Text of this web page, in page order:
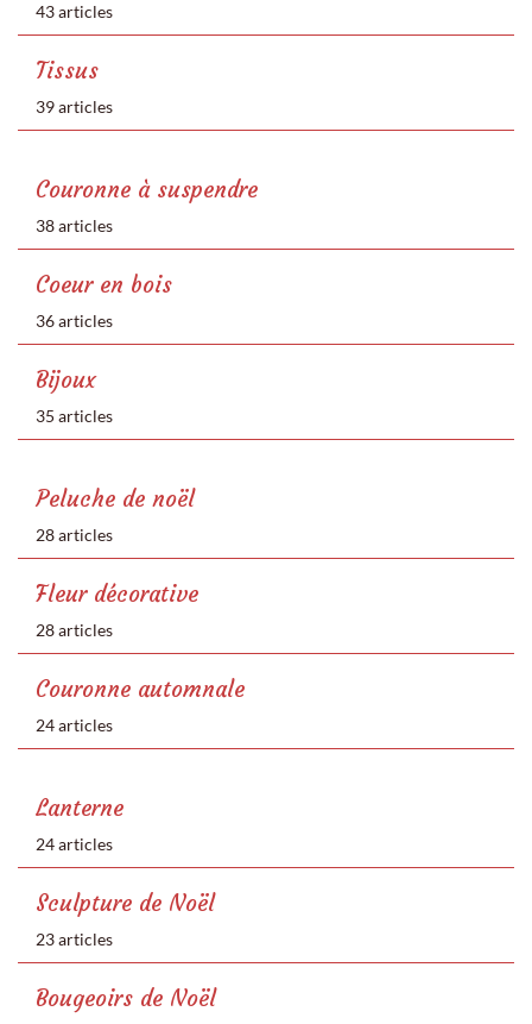
43 articles
Tissus
39 articles
Couronne à suspendre
38 articles
Coeur en bois
36 articles
Bijoux
35 articles
Peluche de noël
28 articles
Fleur décorative
28 articles
Couronne automnale
24 articles
Lanterne
24 articles
Sculpture de Noël
23 articles
Bougeoirs de Noël